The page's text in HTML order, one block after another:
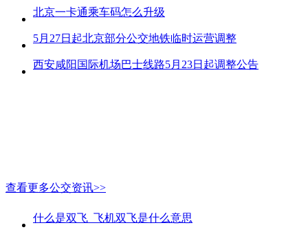
北京一卡通乘车码怎么升级
5月27日起北京部分公交地铁临时运营调整
西安咸阳国际机场巴士线路5月23日起调整公告
查看更多公交资讯>>
什么是双飞_飞机双飞是什么意思